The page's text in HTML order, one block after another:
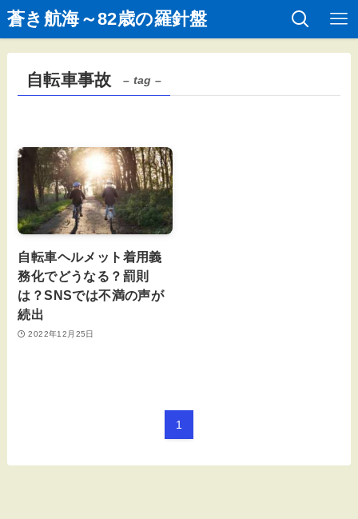
蒼き航海～82歳の羅針盤
自転車事故 – tag –
自転車ヘルメット着用義
務化でどうなる？罰則
は？SNSでは不満の声が
続出
2022年12月25日
1